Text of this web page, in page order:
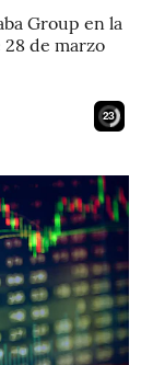
Group en la
28 de marzo
22